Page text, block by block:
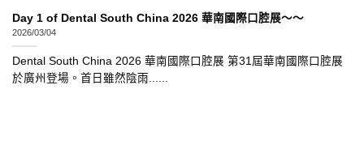
Day 1 of Dental South China 2026 華南國際口腔展～～
2026/03/04
Dental South China 2026 華南國際口腔展 第31屆華南國際口腔展
於廣州登場。首日雖然陰雨......